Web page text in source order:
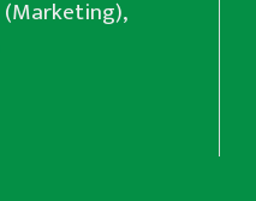
(Marketing),